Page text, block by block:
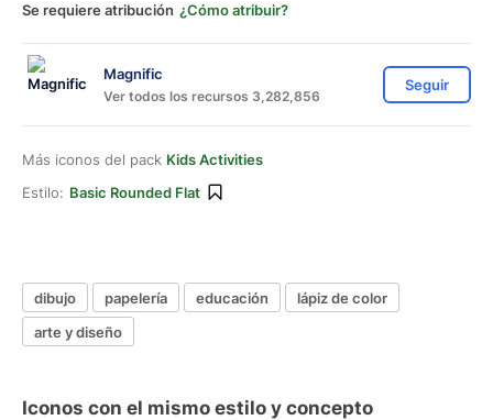
Se requiere atribución ¿Cómo atribuir?
Magnific
Ver todos los recursos 3,282,856
Seguir
Más iconos del pack Kids Activities
Estilo: Basic Rounded Flat
dibujo papelería educación
lápiz de color
arte y diseño
Iconos con el mismo estilo y concepto